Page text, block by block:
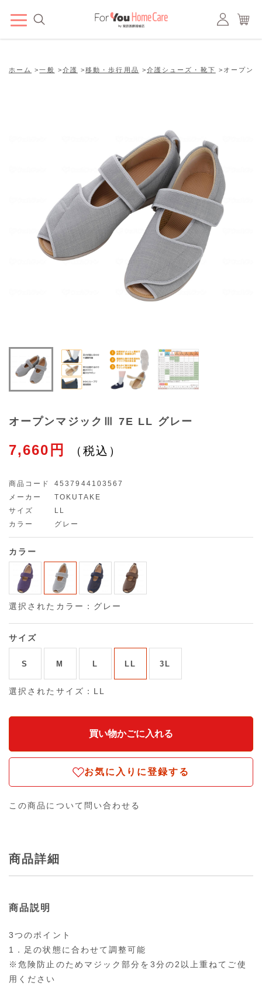
ホーム >一般 >介護 >移動・歩行用品 >介護シューズ・靴下 > オープン
オープンマジックⅢ 7E LL グレー
7,660円
商品コード
4537944103567
メーカー
TOKUTAKE
サイズ
LL
カラー
グレー
カラー
選択されたカラー：グレー
サイズ
S M L LL 3L
選択されたサイズ：LL
お気に入りに登録する
この商品について問い合わせる
商品詳細
商品説明
3つのポイント
1．足の状態に合わせて調整可能
※危険防止のためマジック部分を3分の2以上重ねてご使
用ください